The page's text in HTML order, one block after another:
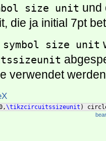
size unit und
die ja initial 7pt
size unit
verwendet
\tikzcircuitssizeunit )